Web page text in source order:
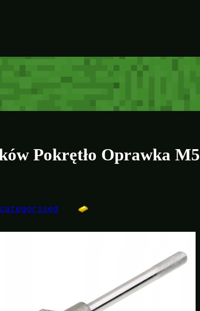
Pokrętło Oprawka M5